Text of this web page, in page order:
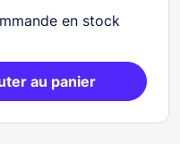
en stock
au panier